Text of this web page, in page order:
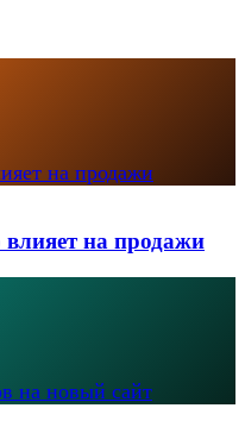
на продажи
влияет на продажи
на новый сайт